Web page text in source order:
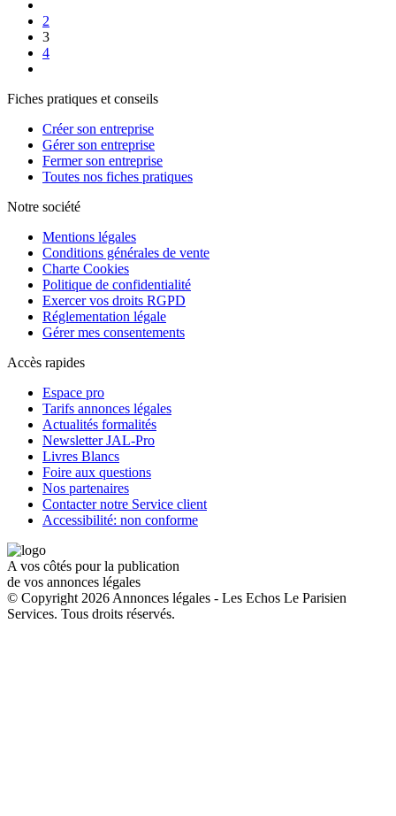
2
3
4
Fiches pratiques et conseils
Créer son entreprise
Gérer son entreprise
Fermer son entreprise
Toutes nos fiches pratiques
Notre société
Mentions légales
Conditions générales de vente
Charte Cookies
Politique de confidentialité
Exercer vos droits RGPD
Réglementation légale
Gérer mes consentements
Accès rapides
Espace pro
Tarifs annonces légales
Actualités formalités
Newsletter JAL-Pro
Livres Blancs
Foire aux questions
Nos partenaires
Contacter notre Service client
Accessibilité: non conforme
A vos côtés pour la publication
de vos annonces légales
© Copyright 2026 Annonces légales - Les Echos Le Parisien
Services. Tous droits réservés.